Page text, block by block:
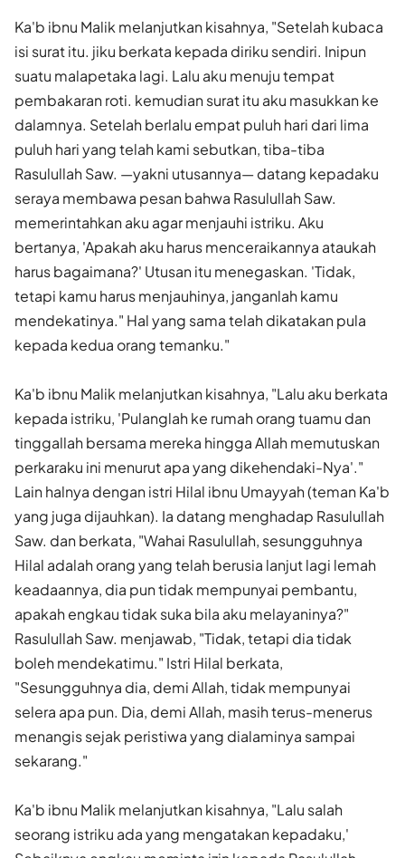
Ka'b ibnu Malik melanjutkan kisahnya, "Setelah kubaca
isi surat itu. jiku berkata kepada diriku sendiri. Inipun
suatu malapetaka lagi. Lalu aku menuju tempat
pembakaran roti. kemudian surat itu aku masukkan ke
dalamnya. Setelah berlalu empat puluh hari dari lima
puluh hari yang telah kami sebutkan, tiba-tiba
Rasulullah Saw. —yakni utusannya— datang kepadaku
seraya membawa pesan bahwa Rasulullah Saw.
memerintah­kan aku agar menjauhi istriku. Aku
bertanya, 'Apakah aku harus menceraikannya ataukah
harus bagaimana?' Utusan itu menegaskan. 'Tidak,
tetapi kamu harus menjauhinya, janganlah kamu
mendekatinya." Hal yang sama telah dikatakan pula
kepada kedua orang temanku."
Ka'b ibnu Malik melanjutkan kisahnya, "Lalu aku berkata
kepada istriku, 'Pulanglah ke rumah orang tuamu dan
tinggallah bersama mereka hingga Allah memutuskan
perkaraku ini menurut apa yang dikehendaki-­Nya'."
Lain halnya dengan istri Hilal ibnu Umayyah (teman Ka'b
yang juga dijauhkan). Ia datang menghadap Rasulullah
Saw. dan berkata, "Wahai Rasulullah, sesungguhnya
Hilal adalah orang yang telah berusia lanjut lagi lemah
keadaannya, dia pun tidak mempunyai pembantu,
apakah engkau tidak suka bila aku melayaninya?"
Rasulullah Saw. menjawab, "Tidak, tetapi dia tidak
boleh mendekatimu." Istri Hilal berkata,
"Sesungguhnya dia, demi Allah, tidak mempunyai
selera apa pun. Dia, demi Allah, masih terus-menerus
menangis sejak peristiwa yang dialaminya sampai
sekarang."
Ka'b ibnu Malik melanjutkan kisahnya, "Lalu salah
seorang istriku ada yang mengatakan kepadaku,'